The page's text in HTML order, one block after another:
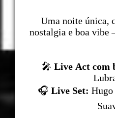
Uma noite única,
nostalgia e boa
🎤Live Act com
🎧Live Set: